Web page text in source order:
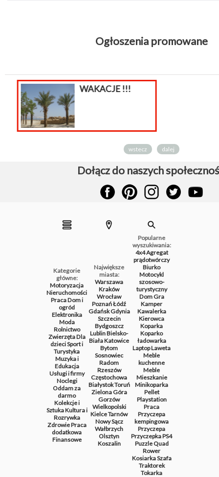
Ogłoszenia promowane
wstecz dalej
Dołącz do naszych
Kategorie
główne:
Motoryzacja
Nieruchomości
PracaDom i
ogród
Elektronika
Moda
Rolnictwo
ZwierzętaDla
dzieciSport i
Turystyka
Muzyka i
Edukacja
Usługi i firmy
Noclegi
Oddam za
darmo
Kolekcje i
SztukaKultura i
Rozrywka
ZdrowiePraca
dodatkowa
Finansowe
Największe
miasta:
Warszawa
Kraków
Wrocław
PoznańŁódź
GdańskGdynia
Szczecin
Bydgoszcz
LublinBielsko-
BiałaKatowice
Bytom
Sosnowiec
Radom
Rzeszów
Częstochowa
BiałystokToruń
Zielona Góra
Gorzów
Wielkopolski
KielceTarnów
Nowy Sącz
Wałbrzych
Olsztyn
Koszalin
Popularne
wyszukiwania:
4x4Agregat
prądotwórczy
Biurko
Motocykl
szosowo-
turystyczny
DomGra
Kamper
Kawalerka
Kierowca
Koparka
Koparko
ładowarka
LaptopLaweta
Meble
kuchenne
Meble
Mieszkanie
Minikoparka
Pellet
Playstation
Praca
Przyczepa
kempingowa
Przyczepa
PrzyczepkaPS4
PuzzleQuad
Rower
KosiarkaSzafa
Traktorek
Tokarka